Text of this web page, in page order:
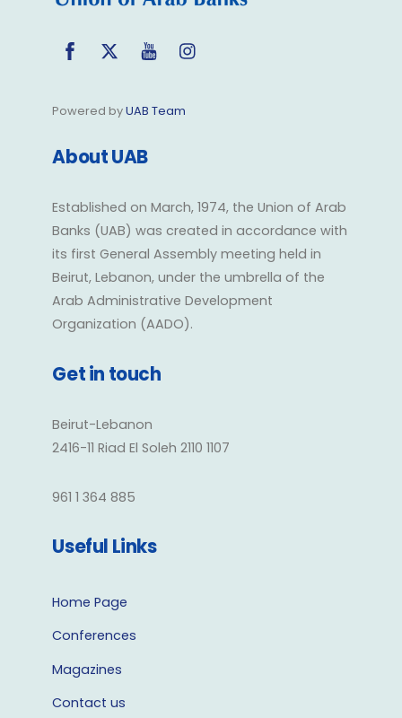
FacebookTwitter YouTube
Powered byUAB Team
About UAB
Established on March, 1974, the Union of Arab
Banks (UAB) was created in accordance with
its first General Assembly meeting held in
Beirut, Lebanon, under the umbrella of the
Arab Administrative Development
Organization (AADO).
Get in touch
Beirut-Lebanon
2416-11 Riad El Soleh 2110 1107
961 1 364 885
Useful Links
Home Page
Conferences
Magazines
Contact us